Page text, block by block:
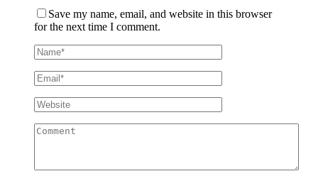
Save my name, email, and website in this browser
for the next time I comment.